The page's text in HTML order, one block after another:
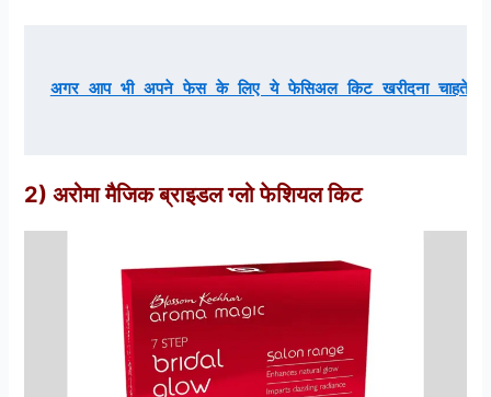
अगर आप भी अपने फेस के लिए ये फेसिअल किट खरीदना चाहते
2) अरोमा मैजिक ब्राइडल ग्लो फेशियल किट